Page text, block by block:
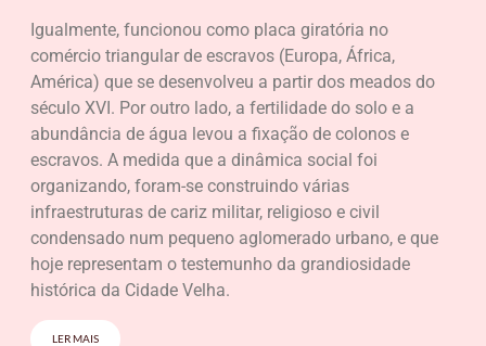
Igualmente, funcionou como placa giratória no
comércio triangular de escravos (Europa, África,
América) que se desenvolveu a partir dos meados do
século XVI. Por outro lado, a fertilidade do solo e a
abundância de água levou a fixação de colonos e
escravos. A medida que a dinâmica social foi
organizando, foram-se construindo várias
infraestruturas de cariz militar, religioso e civil
condensado num pequeno aglomerado urbano, e que
hoje representam o testemunho da grandiosidade
histórica da Cidade Velha.
LER MAIS